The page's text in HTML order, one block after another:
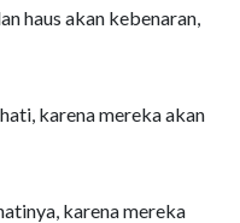
haus akan kebenaran,
karena mereka akan
karena mereka